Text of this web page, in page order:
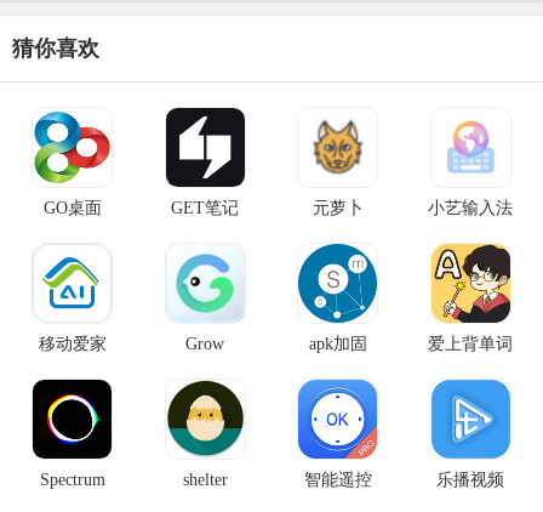
猜你喜欢
GO桌面 GET笔记 元萝卜 小艺输入法
移动爱家 Grow apk加固 爱上背单词
Spectrum shelter 智能遥控 乐播视频